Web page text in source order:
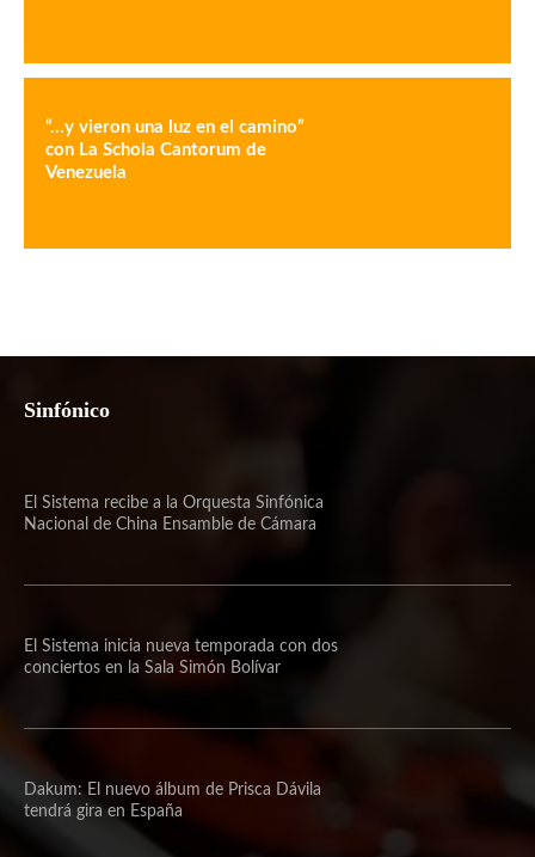
“…y vieron una luz en el camino”
con La Schola Cantorum de
Venezuela
Sinfónico
El Sistema recibe a la Orquesta Sinfónica
Nacional de China Ensamble de Cámara
El Sistema inicia nueva temporada con dos
conciertos en la Sala Simón Bolívar
Dakum: El nuevo álbum de Prisca Dávila
tendrá gira en España